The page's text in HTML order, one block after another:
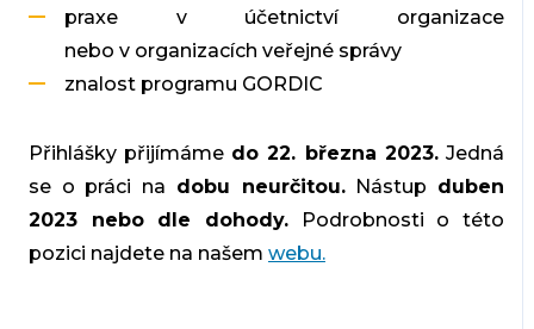
praxe v účetnictví organizace
nebo v organizacích veřejné správy
znalost programu GORDIC
Přihlášky přijímáme do 22. března 2023.Jedná
se o práci na dobu neurčitou.Nástup duben
2023 nebo dle dohody. Podrobnosti o této
pozici najdete na našem webu.